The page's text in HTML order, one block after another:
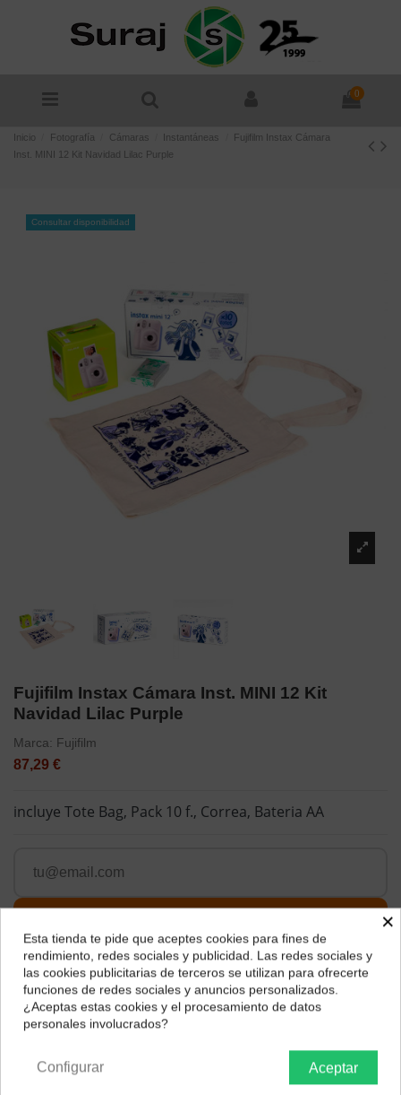
0
Inicio Fotografía Cámaras Instantáneas
Fujifilm Instax Cámara
Inst. MINI 12 Kit Navidad Lilac Purple
Consultar disponibilidad
Fujifilm Instax Cámara Inst. MINI 12 Kit
Navidad Lilac Purple
Marca: Fujifilm
87,29 €
incluye Tote Bag, Pack 10 f., Correa, Bateria AA
¿Dónde deseas recibir tu pedido?
Selecciona tu ubicación para mostrarte los precios e
impuestos correctos para tu región.
×
Esta tienda te pide que aceptes cookies para fines de
rendimiento, redes sociales y publicidad. Las redes sociales y
las cookies publicitarias de terceros se utilizan para ofrecerte
funciones de redes sociales y anuncios personalizados.
¿Aceptas estas cookies y el procesamiento de datos
personales involucrados?
Aceptar
Configurar